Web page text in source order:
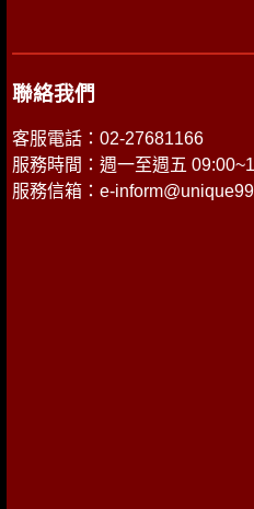
聯絡我們
客服電話：02-27681166
服務時間：週一至週五
服務信箱： e-